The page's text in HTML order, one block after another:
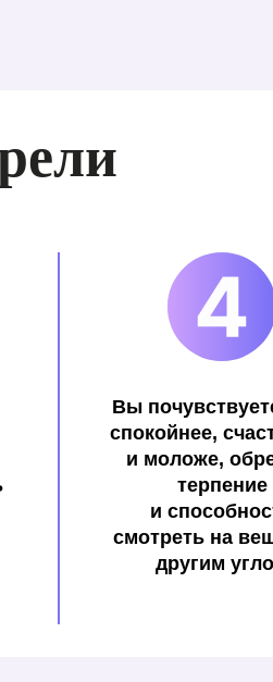
Вы
спокойнее,
и моложе,
терпение
и
смотреть на
другим